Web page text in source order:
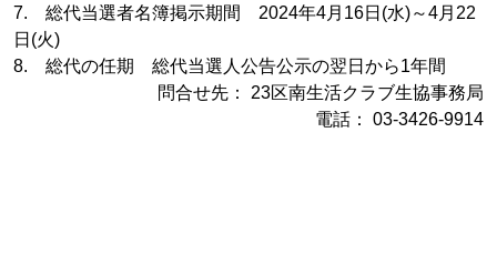
7. 総代当選者名簿掲示期間 2024年4月16日(水)～4月22
日(火)
8. 総代の任期 総代当選人公告公示の翌日から1年間
問合せ先： 23区南生活クラブ生協事務局
電話： 03-3426-9914